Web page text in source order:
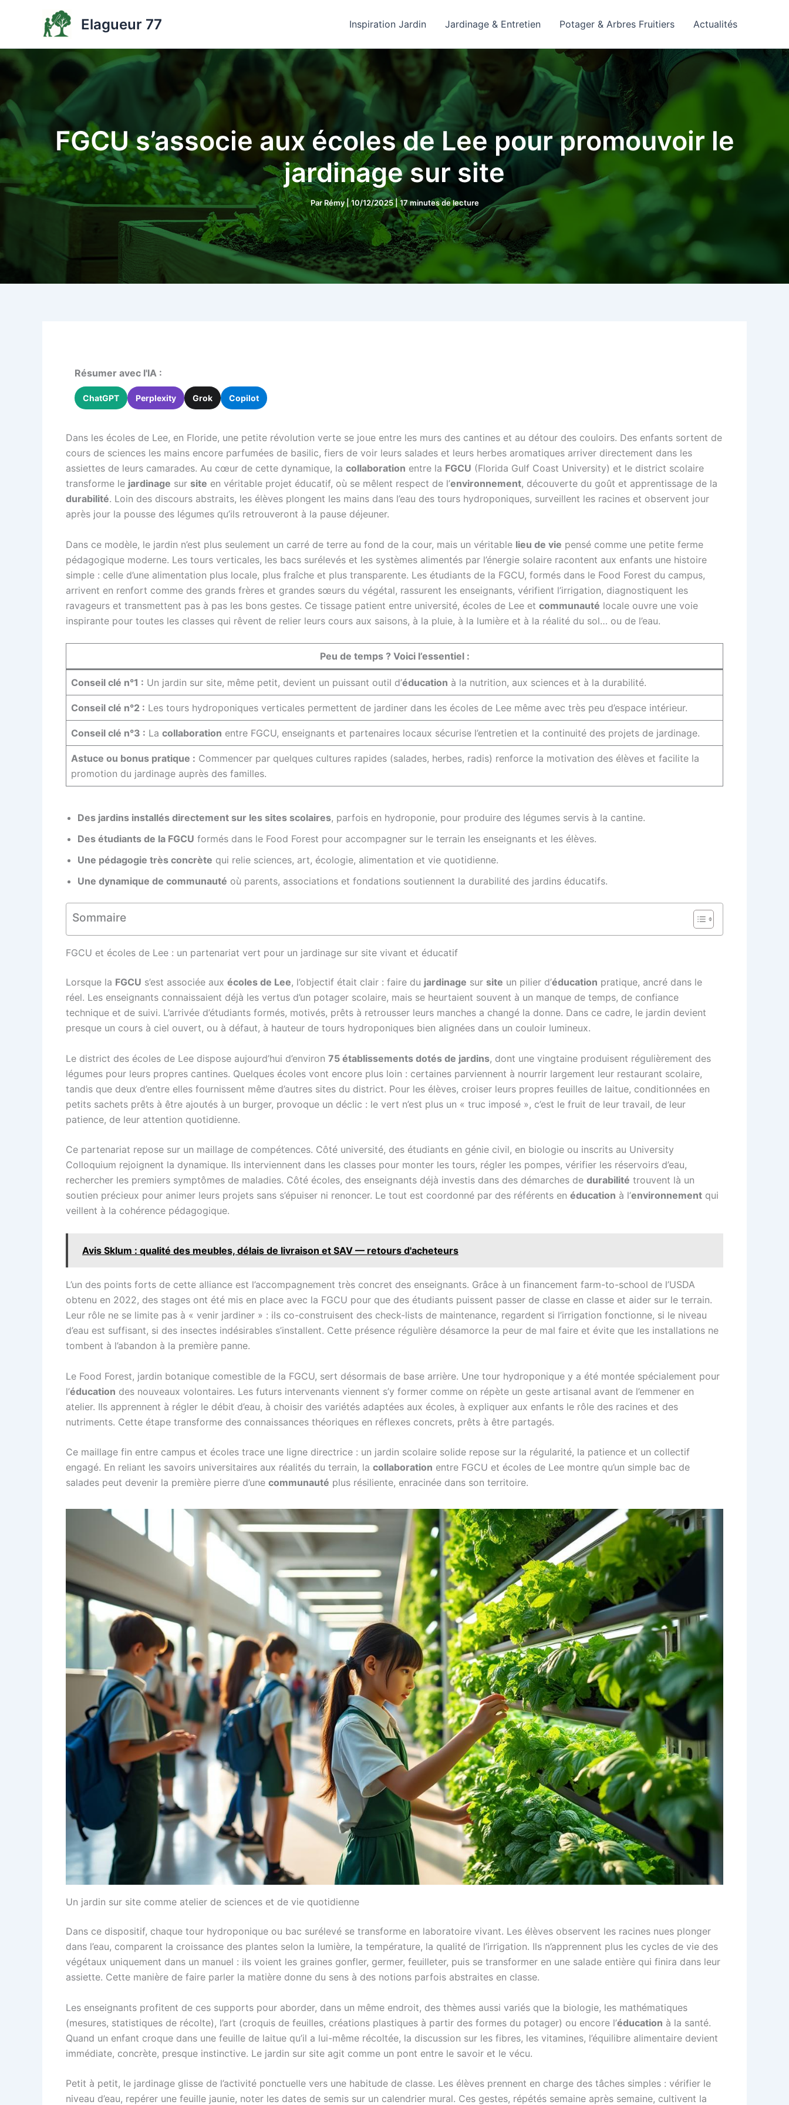
Elagueur 77 Inspiration Jardin Jardinage & Entretien Potager & Arbres Fruitiers Actualités
FGCU s’associe aux écoles de Lee pour promouvoir le
jardinage sur site
ParRémy|10/12/2025|17 minutes de lecture
Résumer avec l'IA :
ChatGPT Perplexity Grok Copilot
Dans les écoles de Lee, en Floride, une petite révolution verte se joue entre les murs des cantines et au détour des couloirs. Des enfants sortent de
cours de sciences les mains encore parfumées de basilic, fiers de voir leurs salades et leurs herbes aromatiques arriver directement dans les
assiettes de leurs camarades. Au cœur de cette dynamique, la collaboration entre la FGCU (Florida Gulf Coast University) et le district scolaire
transforme le jardinage sur site en véritable projet éducatif, où se mêlent respect de l’environnement, découverte du goût et apprentissage de la
durabilité. Loin des discours abstraits, les élèves plongent les mains dans l’eau des tours hydroponiques, surveillent les racines et observent jour
après jour la pousse des légumes qu’ils retrouveront à la pause déjeuner.
Dans ce modèle, le jardin n’est plus seulement un carré de terre au fond de la cour, mais un véritable lieu de vie pensé comme une petite ferme
pédagogique moderne. Les tours verticales, les bacs surélevés et les systèmes alimentés par l’énergie solaire racontent aux enfants une histoire
simple : celle d’une alimentation plus locale, plus fraîche et plus transparente. Les étudiants de la FGCU, formés dans le Food Forest du campus,
arrivent en renfort comme des grands frères et grandes sœurs du végétal, rassurent les enseignants, vérifient l’irrigation, diagnostiquent les
ravageurs et transmettent pas à pas les bons gestes. Ce tissage patient entre université, écoles de Lee et communauté locale ouvre une voie
inspirante pour toutes les classes qui rêvent de relier leurs cours aux saisons, à la pluie, à la lumière et à la réalité du sol… ou de l’eau.
Peu de temps ? Voici l’essentiel :
Conseil clé n°1 : Un jardin sur site, même petit, devient un puissant outil d’éducation à la nutrition, aux sciences et à la durabilité.
Conseil clé n°2 : Les tours hydroponiques verticales permettent de jardiner dans les écoles de Lee même avec très peu d’espace intérieur.
Conseil clé n°3 : La collaboration entre FGCU, enseignants et partenaires locaux sécurise l’entretien et la continuité des projets de jardinage.
Astuce ou bonus pratique : Commencer par quelques cultures rapides (salades, herbes, radis) renforce la motivation des élèves et facilite la
promotion du jardinage auprès des familles.
Des jardins installés directement sur les sites scolaires, parfois en hydroponie, pour produire des légumes servis à la cantine.
Des étudiants de la FGCU formés dans le Food Forest pour accompagner sur le terrain les enseignants et les élèves.
Une pédagogie très concrète qui relie sciences, art, écologie, alimentation et vie quotidienne.
Une dynamique de communauté où parents, associations et fondations soutiennent la durabilité des jardins éducatifs.
Sommaire
FGCU et écoles de Lee : un partenariat vert pour un jardinage sur site vivant et éducatif
Lorsque la FGCU s’est associée aux écoles de Lee, l’objectif était clair : faire du jardinage sur site un pilier d’éducation pratique, ancré dans le
réel. Les enseignants connaissaient déjà les vertus d’un potager scolaire, mais se heurtaient souvent à un manque de temps, de confiance
technique et de suivi. L’arrivée d’étudiants formés, motivés, prêts à retrousser leurs manches a changé la donne. Dans ce cadre, le jardin devient
presque un cours à ciel ouvert, ou à défaut, à hauteur de tours hydroponiques bien alignées dans un couloir lumineux.
Le district des écoles de Lee dispose aujourd’hui d’environ 75 établissements dotés de jardins, dont une vingtaine produisent régulièrement des
légumes pour leurs propres cantines. Quelques écoles vont encore plus loin : certaines parviennent à nourrir largement leur restaurant scolaire,
tandis que deux d’entre elles fournissent même d’autres sites du district. Pour les élèves, croiser leurs propres feuilles de laitue, conditionnées en
petits sachets prêts à être ajoutés à un burger, provoque un déclic : le vert n’est plus un « truc imposé », c’est le fruit de leur travail, de leur
patience, de leur attention quotidienne.
Ce partenariat repose sur un maillage de compétences. Côté université, des étudiants en génie civil, en biologie ou inscrits au University
Colloquium rejoignent la dynamique. Ils interviennent dans les classes pour monter les tours, régler les pompes, vérifier les réservoirs d’eau,
rechercher les premiers symptômes de maladies. Côté écoles, des enseignants déjà investis dans des démarches de durabilité trouvent là un
soutien précieux pour animer leurs projets sans s’épuiser ni renoncer. Le tout est coordonné par des référents en éducation à l’environnement qui
veillent à la cohérence pédagogique.
Avis Sklum : qualité des meubles, délais de livraison et SAV — retours d'acheteurs
L’un des points forts de cette alliance est l’accompagnement très concret des enseignants. Grâce à un financement farm-to-school de l’USDA
obtenu en 2022, des stages ont été mis en place avec la FGCU pour que des étudiants puissent passer de classe en classe et aider sur le terrain.
Leur rôle ne se limite pas à « venir jardiner » : ils co-construisent des check-lists de maintenance, regardent si l’irrigation fonctionne, si le niveau
d’eau est suffisant, si des insectes indésirables s’installent. Cette présence régulière désamorce la peur de mal faire et évite que les installations ne
tombent à l’abandon à la première panne.
Le Food Forest, jardin botanique comestible de la FGCU, sert désormais de base arrière. Une tour hydroponique y a été montée spécialement pour
l’éducation des nouveaux volontaires. Les futurs intervenants viennent s’y former comme on répète un geste artisanal avant de l’emmener en
atelier. Ils apprennent à régler le débit d’eau, à choisir des variétés adaptées aux écoles, à expliquer aux enfants le rôle des racines et des
nutriments. Cette étape transforme des connaissances théoriques en réflexes concrets, prêts à être partagés.
Ce maillage fin entre campus et écoles trace une ligne directrice : un jardin scolaire solide repose sur la régularité, la patience et un collectif
engagé. En reliant les savoirs universitaires aux réalités du terrain, la collaboration entre FGCU et écoles de Lee montre qu’un simple bac de
salades peut devenir la première pierre d’une communauté plus résiliente, enracinée dans son territoire.
Un jardin sur site comme atelier de sciences et de vie quotidienne
Dans ce dispositif, chaque tour hydroponique ou bac surélevé se transforme en laboratoire vivant. Les élèves observent les racines nues plonger
dans l’eau, comparent la croissance des plantes selon la lumière, la température, la qualité de l’irrigation. Ils n’apprennent plus les cycles de vie des
végétaux uniquement dans un manuel : ils voient les graines gonfler, germer, feuilleter, puis se transformer en une salade entière qui finira dans leur
assiette. Cette manière de faire parler la matière donne du sens à des notions parfois abstraites en classe.
Les enseignants profitent de ces supports pour aborder, dans un même endroit, des thèmes aussi variés que la biologie, les mathématiques
(mesures, statistiques de récolte), l’art (croquis de feuilles, créations plastiques à partir des formes du potager) ou encore l’éducation à la santé.
Quand un enfant croque dans une feuille de laitue qu’il a lui-même récoltée, la discussion sur les fibres, les vitamines, l’équilibre alimentaire devient
immédiate, concrète, presque instinctive. Le jardin sur site agit comme un pont entre le savoir et le vécu.
Petit à petit, le jardinage glisse de l’activité ponctuelle vers une habitude de classe. Les élèves prennent en charge des tâches simples : vérifier le
niveau d’eau, repérer une feuille jaunie, noter les dates de semis sur un calendrier mural. Ces gestes, répétés semaine après semaine, cultivent la